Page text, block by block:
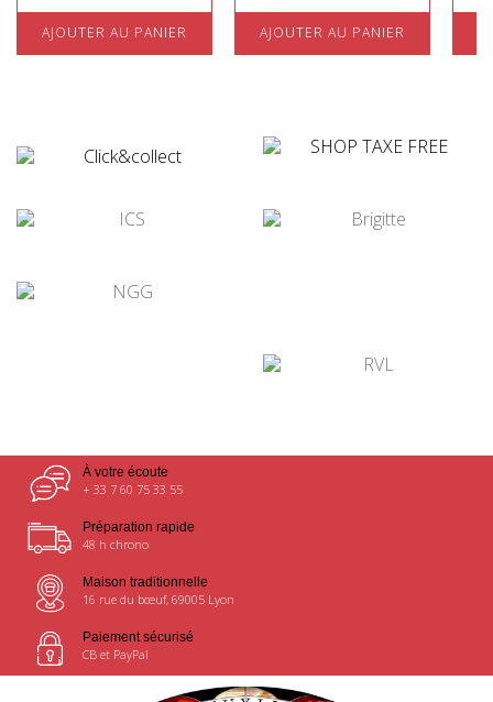
AJOUTER AU PANIER AJOUTER AU PANIER
À votre écoute
+ 33 7 60 75 33 55
Préparation rapide
48 h chrono
Maison traditionnelle
16 rue du bœuf, 69005 Lyon
Paiement sécurisé
CB et PayPal